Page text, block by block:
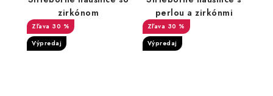
zirkónom
30 %
Výpredaj
perlou a zirkónmi
30 %
Výpredaj